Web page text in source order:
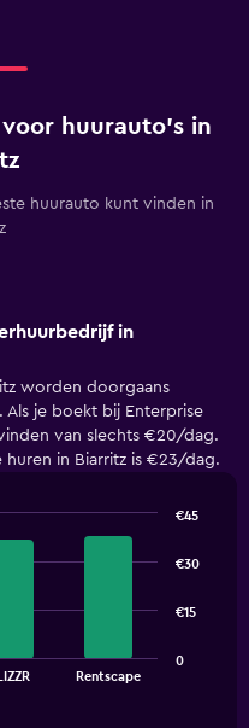
huurauto's in
huurauto kunt vinden in
in
worden doorgaans
Als je boekt bij Enterprise
van slechts €20/dag.
in Biarritz is €23/dag.
Rentscape
0
€15
€30
€45